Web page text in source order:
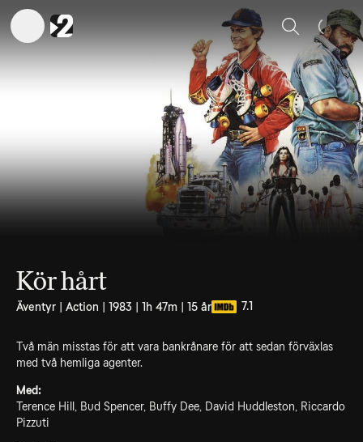
Sök
Kör hårt
Äventyr | Action | 1983 | 1h 47m | 15 år 7.1
Två män misstas för att vara bankrånare för att sedan förväxlas
med två hemliga agenter.
Med:
Terence Hill, Bud Spencer, Buffy Dee, David Huddleston, Riccardo
Pizzuti